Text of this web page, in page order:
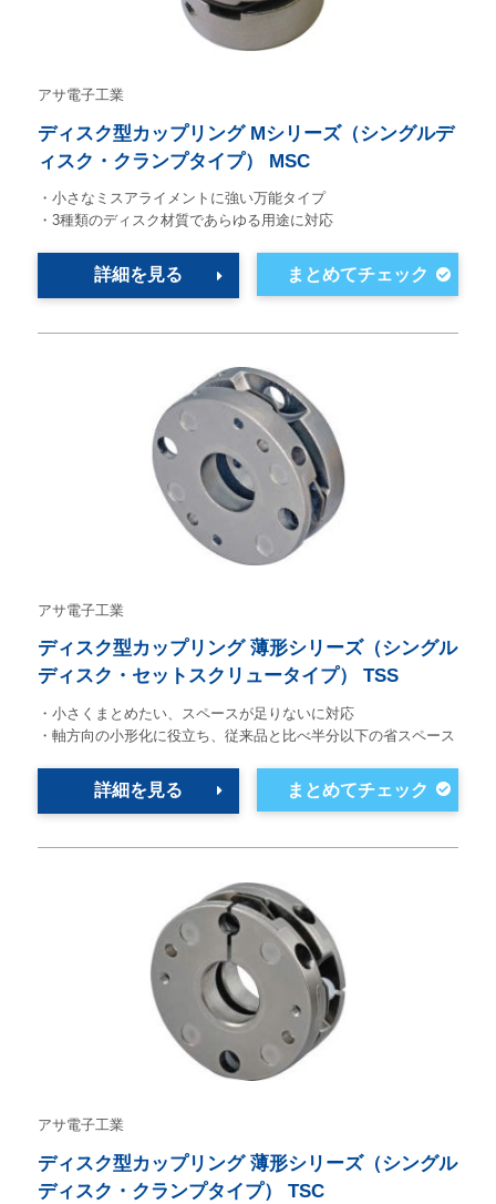
アサ電子工業
ディスク型カップリング Mシリーズ（シングルデ
ィスク・クランプタイプ） MSC
・小さなミスアライメントに強い万能タイプ
・3種類のディスク材質であらゆる用途に対応
詳細を見る
アサ電子工業
ディスク型カップリング 薄形シリーズ（シングル
ディスク・セットスクリュータイプ） TSS
・小さくまとめたい、スペースが足りないに対応
・軸方向の小形化に役立ち、従来品と比べ半分以下の省スペース
詳細を見る
アサ電子工業
ディスク型カップリング 薄形シリーズ（シングル
ディスク・クランプタイプ） TSC